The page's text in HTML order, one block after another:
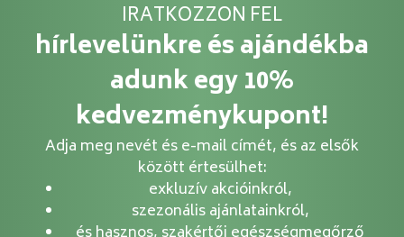
IRATKOZZON FEL
hírlevelünkre és ajándékba
adunk egy 10%
kedvezménykupont!
Adja meg nevét és e-mail címét, és az elsők
között értesülhet:
exkluzív akcióinkról,
szezonális ajánlatainkról,